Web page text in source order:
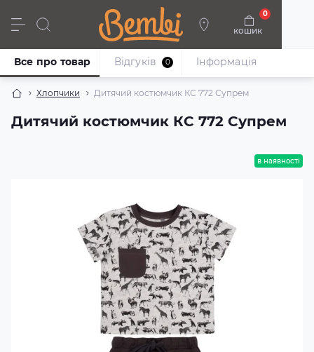
кошик
0
Дівчата Хлопці Немовлята Взуття
Хлопчики Дитячий костюмчик КС 772 Супрем
Дитячий костюмчик КС 772 Супрем
Все про товар Відгуків 0 Iнформація
в наявності